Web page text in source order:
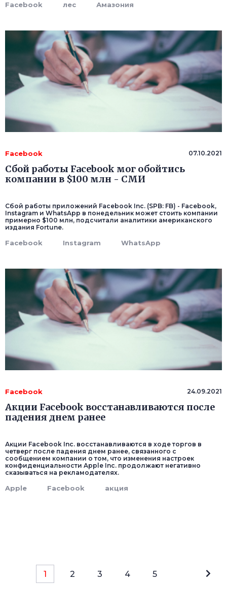
Facebook лес Амазония
Facebook 07.10.2021
Сбой работы Facebook мог обойтись
компании в $100 млн - СМИ
Сбой работы приложений Facebook Inc. (SPB: FB) - Facebook,
Instagram и WhatsApp в понедельник может стоить компании
примерно $100 млн, подсчитали аналитики американского
издания Fortune.
Facebook Instagram WhatsApp
Facebook 24.09.2021
Акции Facebook восстанавливаются после
падения днем ранее
Акции Facebook Inc. восстанавливаются в ходе торгов в
четверг после падения днем ранее, связанного с
сообщением компании о том, что изменения настроек
конфиденциальности Apple Inc. продолжают негативно
сказываться на рекламодателях.
Apple Facebook акция
1 2 3 4 5